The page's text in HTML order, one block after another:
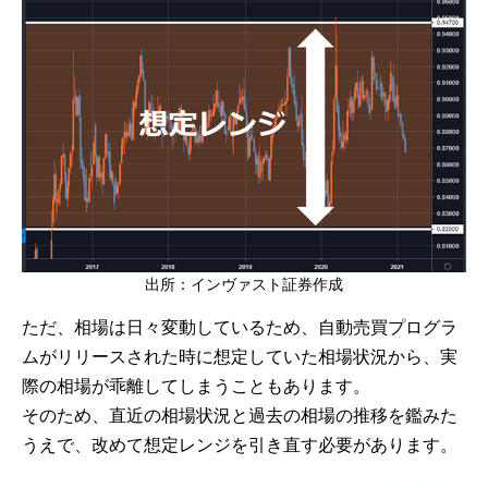
出所：インヴァスト証券作成
ただ、相場は日々変動しているため、自動売買プログラ
ムがリリースされた時に想定していた相場状況から、実
際の相場が乖離してしまうこともあります。
そのため、直近の相場状況と過去の相場の推移を鑑みた
うえで、改めて想定レンジを引き直す必要があります。